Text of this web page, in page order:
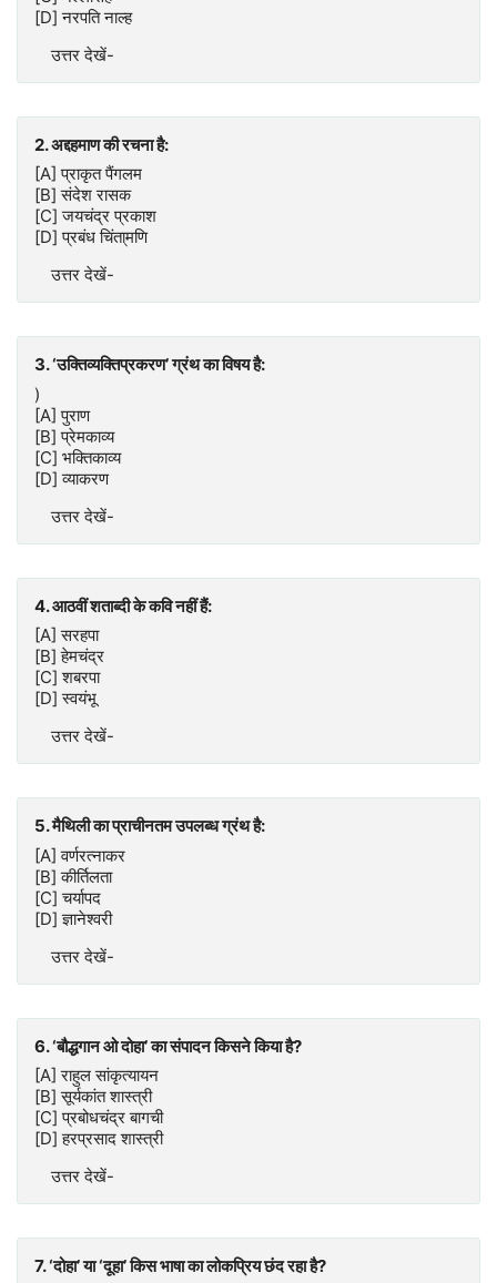
[D] नरपति नाल्‍ह
उत्तर देखें-
2. अद्दहमाण की रचना है:
[A] प्राकृत पैंगलम
[B] संदेश रासक
[C] जयचंद्र प्रकाश
[D] प्रबंध चिंता्मणि
उत्तर देखें-
3. ‘उक्तिव्यक्तिप्रकरण’ ग्रंथ का विषय है:
)
[A] पुराण
[B] प्रेमकाव्य
[C] भक्तिकाव्य
[D] व्याकरण
उत्तर देखें-
4. आठवीं शताब्दी के कवि नहीं हैं:
[A] सरहपा
[B] हेमचंद्र
[C] शबरपा
[D] स्वयंभू
उत्तर देखें-
5. मैथिली का प्राचीनतम उपलब्ध ग्रंथ है:
[A] वर्णरत्नाकर
[B] कीर्तिलता
[C] चर्यापद
[D] ज्ञानेश्वरी
उत्तर देखें-
6. ‘बौद्धगान ओ दोहा’ का संपादन किसने किया है?
[A] राहुल सांकृत्यायन
[B] सूर्यकांत शास्त्री
[C] प्रबोधचंद्र बागची
[D] हरप्रसाद शास्त्री
उत्तर देखें-
7. ‘दोहा’ या ‘दूहा’ किस भाषा का लोकप्रिय छंद रहा है?